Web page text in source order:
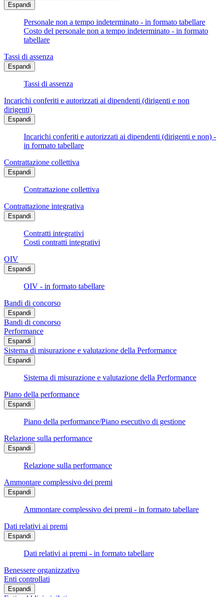
Espandi
Personale non a tempo indeterminato - in formato tabellare
Costo del personale non a tempo indeterminato - in formato
tabellare
Tassi di assenza
Espandi
Tassi di assenza
Incarichi conferiti e autorizzati ai dipendenti (dirigenti e non
dirigenti)
Espandi
Incarichi conferiti e autorizzati ai dipendenti (dirigenti e non) -
in formato tabellare
Contrattazione collettiva
Espandi
Contrattazione collettiva
Contrattazione integrativa
Espandi
Contratti integrativi
Costi contratti integrativi
OIV
Espandi
OIV - in formato tabellare
Bandi di concorso
Espandi
Bandi di concorso
Performance
Espandi
Sistema di misurazione e valutazione della Performance
Espandi
Sistema di misurazione e valutazione della Performance
Piano della performance
Espandi
Piano della performance/Piano esecutivo di gestione
Relazione sulla performance
Espandi
Relazione sulla performance
Ammontare complessivo dei premi
Espandi
Ammontare complessivo dei premi - in formato tabellare
Dati relativi ai premi
Espandi
Dati relativi ai premi - in formato tabellare
Benessere organizzativo
Enti controllati
Espandi